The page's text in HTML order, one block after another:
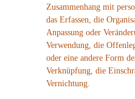
Zusammenhang mit
das Erfassen, die
Anpassung oder
Verwendung, die
oder eine andere Form
Verknüpfung, die
Vernichtung.